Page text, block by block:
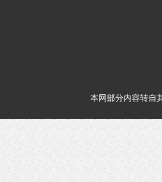
本网部分内容转自